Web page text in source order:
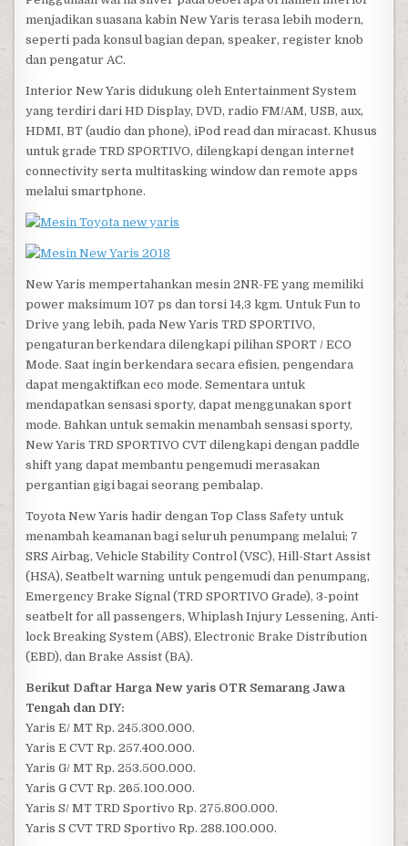
menjadikan suasana kabin New Yaris terasa lebih modern,
seperti pada konsul bagian depan, speaker, register knob
dan pengatur AC.
Interior New Yaris didukung oleh Entertainment System
yang terdiri dari HD Display, DVD, radio FM/AM, USB, aux,
HDMI, BT (audio dan phone), iPod read dan miracast. Khusus
untuk grade TRD SPORTIVO, dilengkapi dengan internet
connectivity serta multitasking window dan remote apps
melalui smartphone.
New Yaris mempertahankan mesin 2NR-FE yang memiliki
power maksimum 107 ps dan torsi 14,3 kgm. Untuk Fun to
Drive yang lebih, pada New Yaris TRD SPORTIVO,
pengaturan berkendara dilengkapi pilihan SPORT / ECO
Mode. Saat ingin berkendara secara efisien, pengendara
dapat mengaktifkan eco mode. Sementara untuk
mendapatkan sensasi sporty, dapat menggunakan sport
mode. Bahkan untuk semakin menambah sensasi sporty,
New Yaris TRD SPORTIVO CVT dilengkapi dengan paddle
shift yang dapat membantu pengemudi merasakan
pergantian gigi bagai seorang pembalap.
Toyota New Yaris hadir dengan Top Class Safety untuk
menambah keamanan bagi seluruh penumpang melalui; 7
SRS Airbag, Vehicle Stability Control (VSC), Hill-Start Assist
(HSA), Seatbelt warning untuk pengemudi dan penumpang,
Emergency Brake Signal (TRD SPORTIVO Grade), 3-point
seatbelt for all passengers, Whiplash Injury Lessening, Anti-
lock Breaking System (ABS), Electronic Brake Distribution
(EBD), dan Brake Assist (BA).
Berikut Daftar Harga New yaris OTR Semarang Jawa
Tengah dan DIY:
Yaris E/ MT Rp. 245.300.000.
Yaris E CVT Rp. 257.400.000.
Yaris G/ MT Rp. 253.500.000.
Yaris G CVT Rp. 265.100.000.
Yaris S/ MT TRD Sportivo Rp. 275.800.000.
Yaris S CVT TRD Sportivo Rp. 288.100.000.